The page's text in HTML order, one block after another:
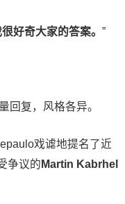
好奇大家的答案。 ”
回复，风格各异。
戏谑地提名了近
争议的 Martin Kabrhel